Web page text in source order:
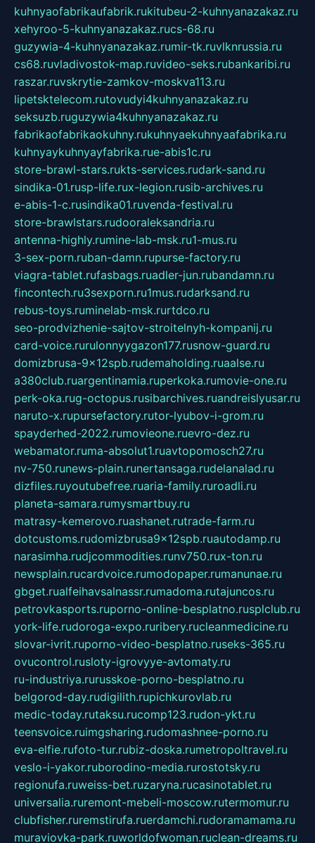
kuhnyaofabrikaufabrik.rukitubeu-2-kuhnyanazakaz.ru
xehyroo-5-kuhnyanazakaz.rucs-68.ru
guzywia-4-kuhnyanazakaz.rumir-tk.ruvlknrussia.ru
cs68.ruvladivostok-map.ruvideo-seks.rubankaribi.ru
raszar.ruvskrytie-zamkov-moskva113.ru
lipetsktelecom.rutovudyi4kuhnyanazakaz.ru
seksuzb.ruguzywia4kuhnyanazakaz.ru
fabrikaofabrikaokuhny.rukuhnyaekuhnyaafabrika.ru
kuhnyaykuhnyayfabrika.rue-abis1c.ru
store-brawl-stars.rukts-services.rudark-sand.ru
sindika-01.rusp-life.rux-legion.rusib-archives.ru
e-abis-1-c.rusindika01.ruvenda-festival.ru
store-brawlstars.rudooraleksandria.ru
antenna-highly.rumine-lab-msk.ru1-mus.ru
3-sex-porn.ruban-damn.rupurse-factory.ru
viagra-tablet.rufasbags.ruadler-jun.rubandamn.ru
fincontech.ru3sexporn.ru1mus.rudarksand.ru
rebus-toys.ruminelab-msk.rurtdco.ru
seo-prodvizhenie-sajtov-stroitelnyh-kompanij.ru
card-voice.rurulonnyygazon177.rusnow-guard.ru
domizbrusa-9x12spb.rudemaholding.ruaalse.ru
a380club.ruargentinamia.ruperkoka.rumovie-one.ru
perk-oka.rug-octopus.rusibarchives.ruandreislyusar.ru
naruto-x.rupursefactory.rutor-lyubov-i-grom.ru
spayderhed-2022.rumovieone.ruevro-dez.ru
webamator.ruma-absolut1.ruavtopomosch27.ru
nv-750.runews-plain.runertansaga.rudelanalad.ru
dizfiles.ruyoutubefree.ruaria-family.ruroadli.ru
planeta-samara.rumysmartbuy.ru
matrasy-kemerovo.ruashanet.rutrade-farm.ru
dotcustoms.rudomizbrusa9x12spb.ruautodamp.ru
narasimha.rudjcommodities.runv750.rux-ton.ru
newsplain.rucardvoice.rumodopaper.rumanunae.ru
gbget.rualfeihavsalnassr.rumadoma.rutajuncos.ru
petrovkasports.ruporno-online-besplatno.rusplclub.ru
york-life.rudoroga-expo.ruribery.rucleanmedicine.ru
slovar-ivrit.ruporno-video-besplatno.ruseks-365.ru
ovucontrol.rusloty-igrovyye-avtomaty.ru
ru-industriya.rurusskoe-porno-besplatno.ru
belgorod-day.rudigilith.rupichkurovlab.ru
medic-today.rutaksu.rucomp123.rudon-ykt.ru
teensvoice.ruimgsharing.rudomashnee-porno.ru
eva-elfie.rufoto-tur.rubiz-doska.rumetropoltravel.ru
veslo-i-yakor.ruborodino-media.rurostotsky.ru
regionufa.ruweiss-bet.ruzaryna.rucasinotablet.ru
universalia.ruremont-mebeli-moscow.rutermomur.ru
clubfisher.ruremstirufa.ruerdamchi.rudoramamama.ru
muraviovka-park.ruworldofwoman.ruclean-dreams.ru